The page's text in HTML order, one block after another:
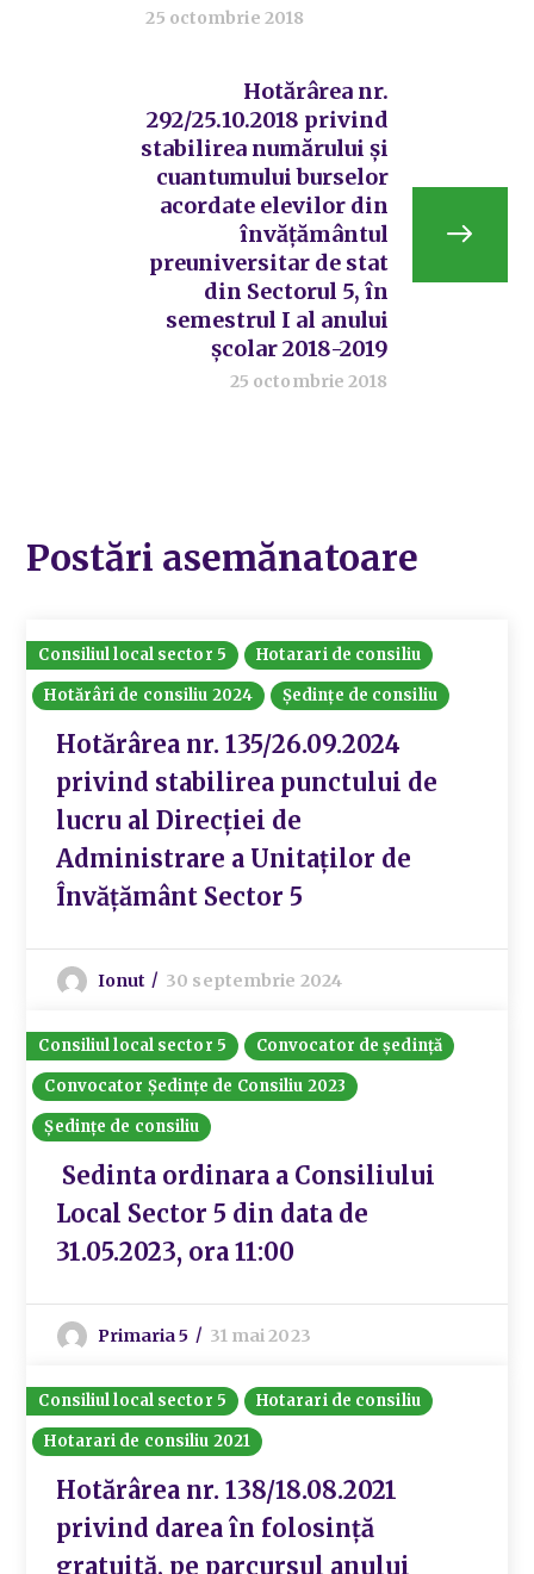
25 octombrie 2018
Hotărârea nr.
292/25.10.2018 privind
stabilirea numărului și
cuantumului burselor
acordate elevilor din
învățământul
preuniversitar de stat
din Sectorul 5, în
semestrul I al anului
școlar 2018-2019
25 octombrie 2018
Postări asemănatoare
Consiliul local sector 5
Hotarari de consiliu
Hotărâri de consiliu 2024
Ședințe de consiliu
Hotărârea nr. 135/26.09.2024
privind stabilirea punctului de
lucru al Direcției de
Administrare a Unitaților de
Învățământ Sector 5
Ionut 30 septembrie 2024
Consiliul local sector 5
Convocator de ședință
Convocator Ședințe de Consiliu 2023
Ședințe de consiliu
Sedinta ordinara a Consiliului
Local Sector 5 din data de
31.05.2023, ora 11:00
Primaria 5 31 mai 2023
Consiliul local sector 5
Hotarari de consiliu
Hotarari de consiliu 2021
Hotărârea nr. 138/18.08.2021
privind darea în folosință
gratuită, pe parcursul anului